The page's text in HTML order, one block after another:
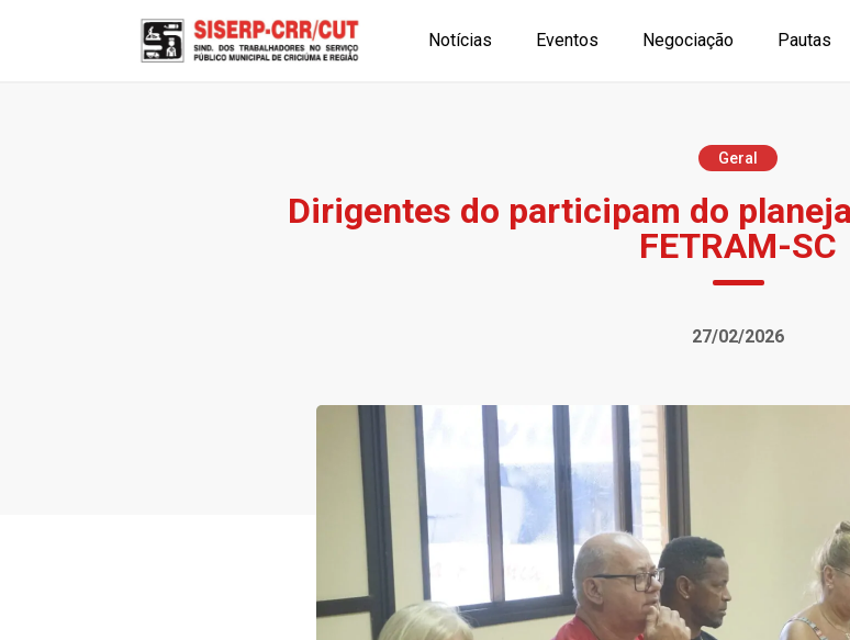
Notícias Eventos Negociação Pautas
Geral
Dirigentes do participam do
FETRAM-SC
27/02/2026